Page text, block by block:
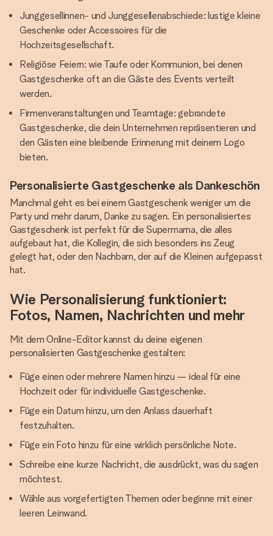
Junggesellinnen- und Junggesellenabschiede: lustige kleine
Geschenke oder Accessoires für die
Hochzeitsgesellschaft.
Religiöse Feiern: wie Taufe oder Kommunion, bei denen
Gastgeschenke oft an die Gäste des Events verteilt
werden.
Firmenveranstaltungen und Teamtage: gebrandete
Gastgeschenke, die dein Unternehmen repräsentieren und
den Gästen eine bleibende Erinnerung mit deinem Logo
bieten.
Personalisierte Gastgeschenke als Dankeschön
Manchmal geht es bei einem Gastgeschenk weniger um die
Party und mehr darum, Danke zu sagen. Ein personalisiertes
Gastgeschenk ist perfekt für die Supermama, die alles
aufgebaut hat, die Kollegin, die sich besonders ins Zeug
gelegt hat, oder den Nachbarn, der auf die Kleinen aufgepasst
hat.
Wie Personalisierung funktioniert:
Fotos, Namen, Nachrichten und mehr
Mit dem Online-Editor kannst du deine eigenen
personalisierten Gastgeschenke gestalten:
Füge einen oder mehrere Namen hinzu — ideal für eine
Hochzeit oder für individuelle Gastgeschenke.
Füge ein Datum hinzu, um den Anlass dauerhaft
festzuhalten.
Füge ein Foto hinzu für eine wirklich persönliche Note.
Schreibe eine kurze Nachricht, die ausdrückt, was du sagen
möchtest.
Wähle aus vorgefertigten Themen oder beginne mit einer
leeren Leinwand.